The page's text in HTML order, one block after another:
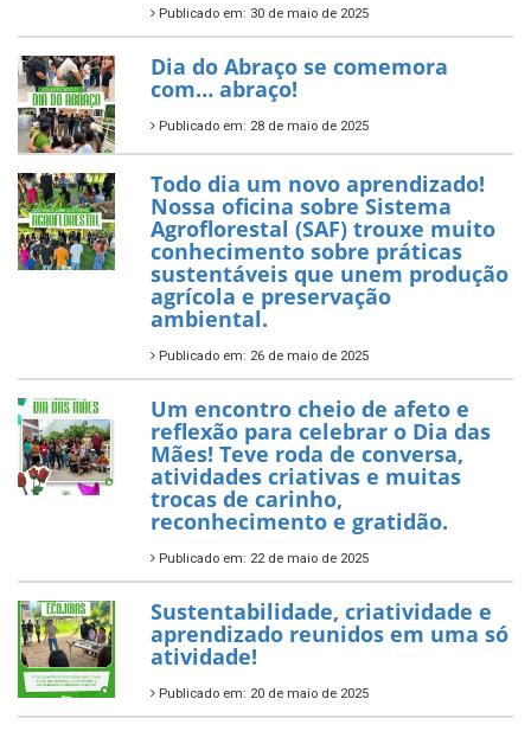
Publicado em: 30 de maio de 2025
Dia do Abraço se comemora
com… abraço!
Publicado em: 28 de maio de 2025
Todo dia um novo aprendizado!
Nossa oficina sobre Sistema
Agroflorestal (SAF) trouxe muito
conhecimento sobre práticas
sustentáveis que unem produção
agrícola e preservação
ambiental.
Publicado em: 26 de maio de 2025
Um encontro cheio de afeto e
reflexão para celebrar o Dia das
Mães! Teve roda de conversa,
atividades criativas e muitas
trocas de carinho,
reconhecimento e gratidão.
Publicado em: 22 de maio de 2025
Sustentabilidade, criatividade e
aprendizado reunidos em uma só
atividade!
Publicado em: 20 de maio de 2025